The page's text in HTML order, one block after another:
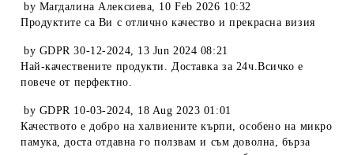
by Магдалина Алексиева, 10 Feb 2026 10:32
Продуктите са Ви с отлично качество и прекрасна визия
by GDPR 30-12-2024, 13 Jun 2024 08:21
Най-качествените продукти. Доставка за 24ч.Всичко е
повече от перфектно.
by GDPR 10-03-2024, 18 Aug 2023 01:01
Качеството е добро на халвиените кърпи, особено на микро
памука, доста отдавна го ползвам и съм доволна, бърза